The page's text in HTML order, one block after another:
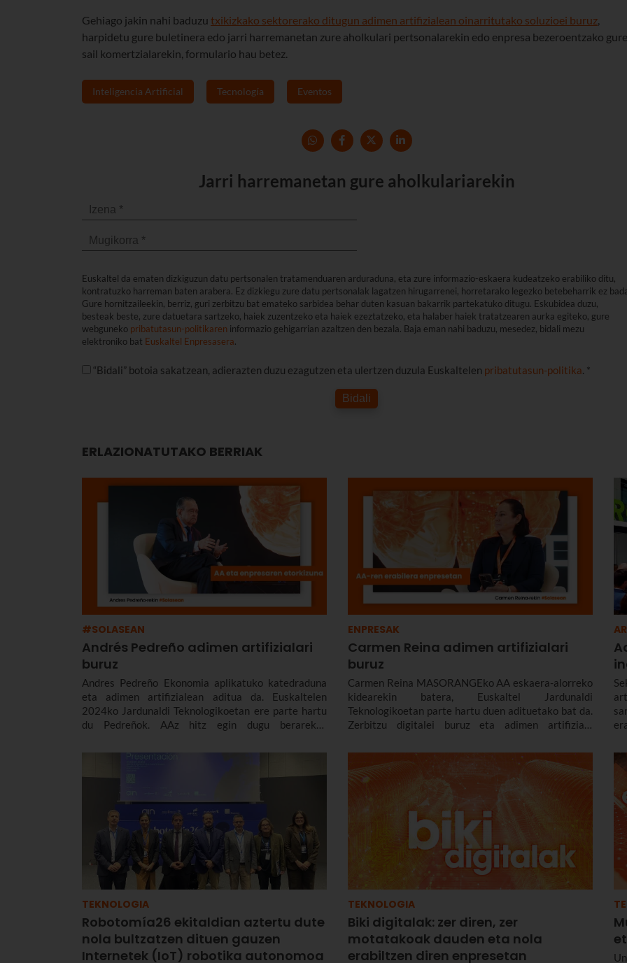
Gehiago jakin nahi baduzu txikizkako sektorerako ditugun adimen artifizialean oinarritutako soluzioei buruz
harpidetu gure buletinera edo jarri harremanetan zure aholkulari pertsonalarekin edo enpresa bezeroentzako gure
sail komertzialarekin, formulario hau betez.
Inteligencia Artificial Tecnología Eventos
Jarri harremanetan gure aholkulariarekin
Euskaltel da ematen dizkiguzun datu pertsonalen tratamenduaren arduraduna, eta zure informazio-eskaera kudeatzeko erabiliko ditu,
kontratuzko harreman baten arabera. Ez dizkiegu zure datu pertsonalak lagatzen hirugarrenei, horretarako legezko betebeharrik ez
Gure hornitzaileekin, berriz, guri zerbitzu bat emateko sarbidea behar duten kasuan bakarrik partekatuko ditugu. Eskubidea duzu,
besteak beste, zure datuetara sartzeko, haiek zuzentzeko eta haiek ezeztatzeko, eta halaber haiek tratatzearen aurka egiteko, gure
webguneko pribatutasun-politikaren informazio gehigarrian azaltzen den bezala. Baja eman nahi baduzu, mesedez, bidali mezu
elektroniko bat Euskaltel Enpresasera.
“Bidali” botoia sakatzean, adierazten duzu ezagutzen eta ulertzen duzula Euskaltelen pribatutasun-politika. *
Bidali
ERLAZIONATUTAKO BERRIAK
#SOLASEAN
Andrés Pedreño adimen artifizialari
buruz
Andres Pedreño Ekonomia aplikatuko katedraduna
eta adimen artifizialean aditua da. Euskaltelen
2024ko Jardunaldi Teknologikoetan ere parte hartu
du Pedreñok. AAz hitz egin dugu berarekin,
hartuta, eta hizpide izan ditugu AAren erregulazioa,
zein gizarte gisa aurrez aurre ditugun desafioak.
ENPRESAK
Carmen Reina adimen artifizialari
buruz
Carmen Reina MASORANGEko AA eskaera-alorreko
kidearekin batera, Euskaltel Jardunaldi
Teknologikoetan parte hartu duen adituetako bat da.
Zerbitzu digitalei buruz eta adimen artifiziala
egungo egoera erreala nahiz etorkizuneko erronkak
kontuan hartuta.
TEKNOLOGIA
Robotomía26 ekitaldian aztertu dute
nola bultzatzen dituen gauzen
Internetek (IoT) robotika autonomoa
TEKNOLOGIA
Biki digitalak: zer diren, zer
motatakoak dauden eta nola
erabiltzen diren enpresetan